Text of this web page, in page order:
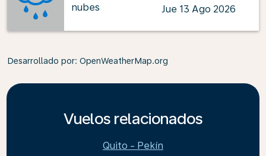
nubes
Jue 13 Ago 2026
Desarrollado por: OpenWeatherMap.org
Vuelos relacionados
Quito - Pekín